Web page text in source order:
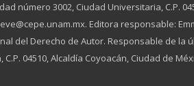
número 3002, Ciudad Universitaria, C.P.
Editora responsable:
del Derecho de Autor. Responsable de la
04510, Alcaldía Coyoacán, Ciudad de